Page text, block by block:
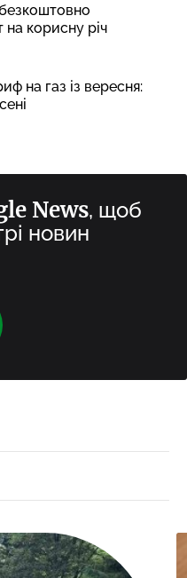
корисну річ
на газ із вересня:
News, щоб
новин